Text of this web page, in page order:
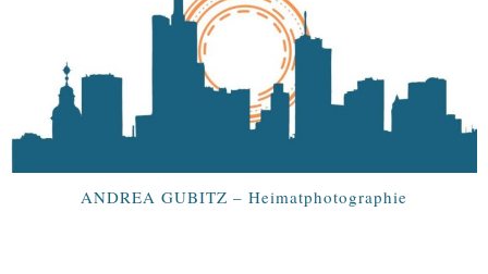
ANDREA GUBITZ – Heimatphotographie